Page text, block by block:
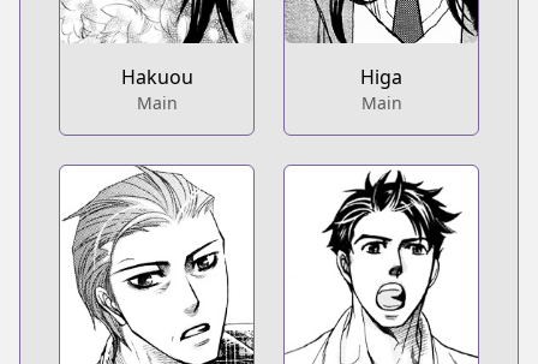
Hakuou
Main
Higa
Main